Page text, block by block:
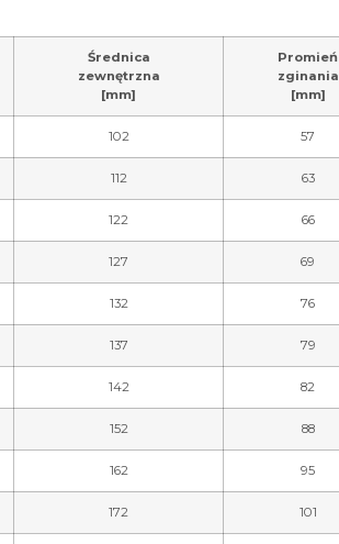
Średnica
zewnętrzna
[mm]
Promień
zginania
[mm]
102 57
112 63
122 66
127 69
132 76
137 79
142 82
152 88
162 95
172 101